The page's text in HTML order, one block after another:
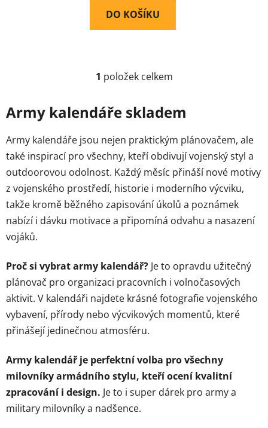
DO KOŠÍKU
O
l
á
d
a
c
í
p
r
k
ý
p
i
s
u
1 položek celkem
Army kalendáře skladem
Army kalendáře jsou nejen praktickým plánovačem, ale
také inspirací pro všechny, kteří obdivují vojenský styl a
outdoorovou odolnost. Každý měsíc přináší nové motivy
z vojenského prostředí, historie i moderního výcviku,
takže kromě běžného zapisování úkolů a poznámek
nabízí i dávku motivace a připomíná odvahu a nasazení
vojáků.
Proč si vybrat army kalendář? Je to opravdu užitečný
plánovač pro organizaci pracovních i volnočasových
aktivit. V kalendáři najdete krásné fotografie vojenského
vybavení, přírody nebo výcvikových momentů, které
přinášejí jedinečnou atmosféru.
Army kalendář je perfektní volba pro všechny
milovníky armádního stylu, kteří ocení kvalitní
zpracování i design. Je to i super dárek pro army a
military milovníky a nadšence.